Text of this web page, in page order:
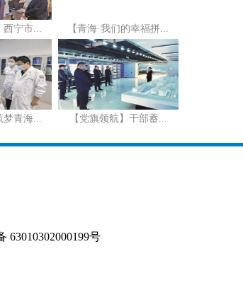
西宁市... 【青海·我们的幸福拼...
梦青海... 【党旗领航】干部蓄...
63010302000199号